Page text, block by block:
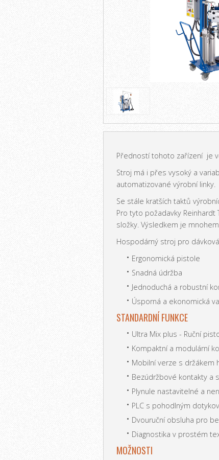
Předností tohoto zařízení je
Stroj má i přes vysoký a
automatizované výrobní linky.
Se stále kratších taktů
Pro tyto požadavky Reinhardt
složky. Výsledkem je
Hospodárný stroj pro
Ergonomická pistole
Snadná údržba
Jednoduchá a robustní
Úsporná a ekonomická
STANDARDNÍ FUNKCE
Ultra Mix plus - Ruční
Kompaktní a modulární
Mobilní verze s držákem
Bezúdržbové kontakty a
Plynule nastavitelné a
PLC s pohodlným
Dvouruční obsluha pro
Diagnostika v prostém
MOŽNOSTI